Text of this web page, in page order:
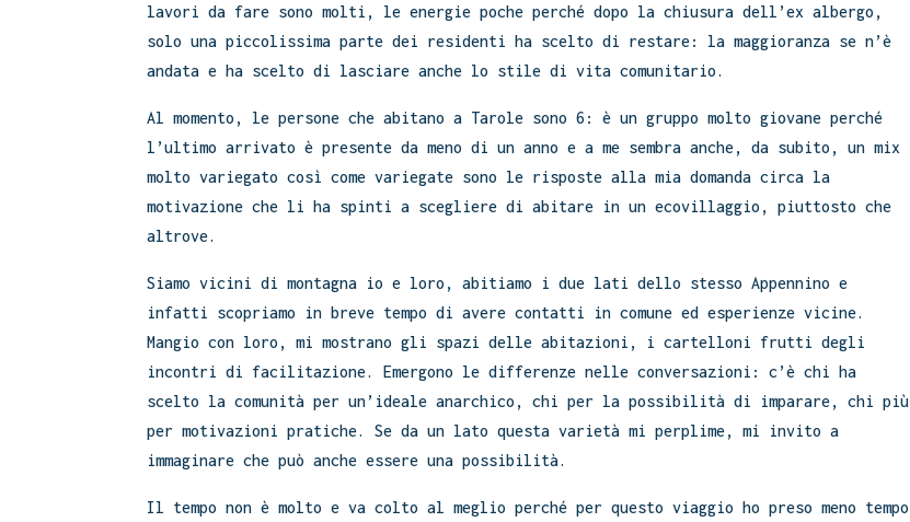
lavori da fare sono molti, le energie poche perché dopo la chiusura dell’ex albergo,
solo una piccolissima parte dei residenti ha scelto di restare: la maggioranza se n’è
andata e ha scelto di lasciare anche lo stile di vita comunitario.
Al momento, le persone che abitano a Tarole sono 6: è un gruppo molto giovane perché
l’ultimo arrivato è presente da meno di un anno e a me sembra anche, da subito, un mix
molto variegato così come variegate sono le risposte alla mia domanda circa la
motivazione che li ha spinti a scegliere di abitare in un ecovillaggio, piuttosto che
altrove.
Siamo vicini di montagna io e loro, abitiamo i due lati dello stesso Appennino e
infatti scopriamo in breve tempo di avere contatti in comune ed esperienze vicine.
Mangio con loro, mi mostrano gli spazi delle abitazioni, i cartelloni frutti degli
incontri di facilitazione. Emergono le differenze nelle conversazioni: c’è chi ha
scelto la comunità per un’ideale anarchico, chi per la possibilità di imparare, chi più
per motivazioni pratiche. Se da un lato questa varietà mi perplime, mi invito a
immaginare che può anche essere una possibilità.
Il tempo non è molto e va colto al meglio perché per questo viaggio ho preso meno tempo